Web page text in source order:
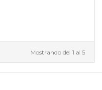
Mostrando del 1 al 5